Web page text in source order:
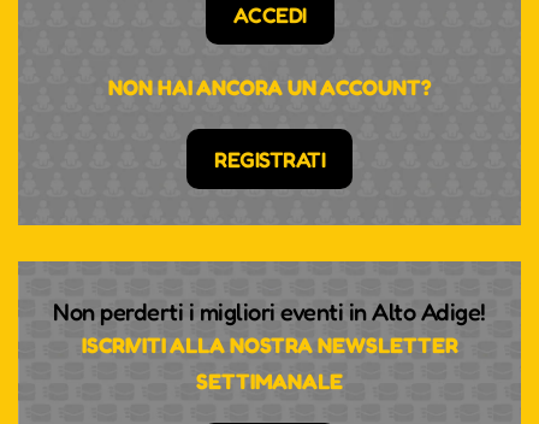
ACCEDI
NON HAI ANCORA UN ACCOUNT?
REGISTRATI
Non perderti i migliori eventi in Alto Adige!
ISCRIVITI ALLA NOSTRA NEWSLETTER
SETTIMANALE